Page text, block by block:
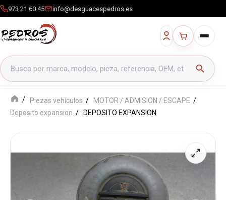
973 21 60 45 info@desguacespedros.es
Buscar productos
search
Piezas vehículos
MOTOR / ADMISION / ESCAPE
Deposito expansion
DEPOSITO EXPANSION